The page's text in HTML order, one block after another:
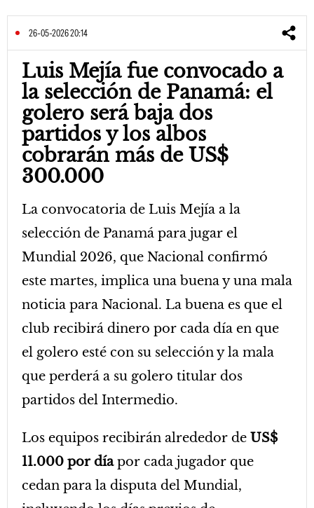
26-05-2026 20:14
Luis Mejía fue convocado a
la selección de Panamá: el
golero será baja dos
partidos y los albos
cobrarán más de US$
300.000
La convocatoria de Luis Mejía a la
selección de Panamá para jugar el
Mundial 2026, que Nacional confirmó
este martes, implica una buena y una mala
noticia para Nacional. La buena es que el
club recibirá dinero por cada día en que
el golero esté con su selección y la mala
que perderá a su golero titular dos
partidos del Intermedio.
Los equipos recibirán alrededor de US$
11.000 por díapor cada jugador que
cedan para la disputa del Mundial,